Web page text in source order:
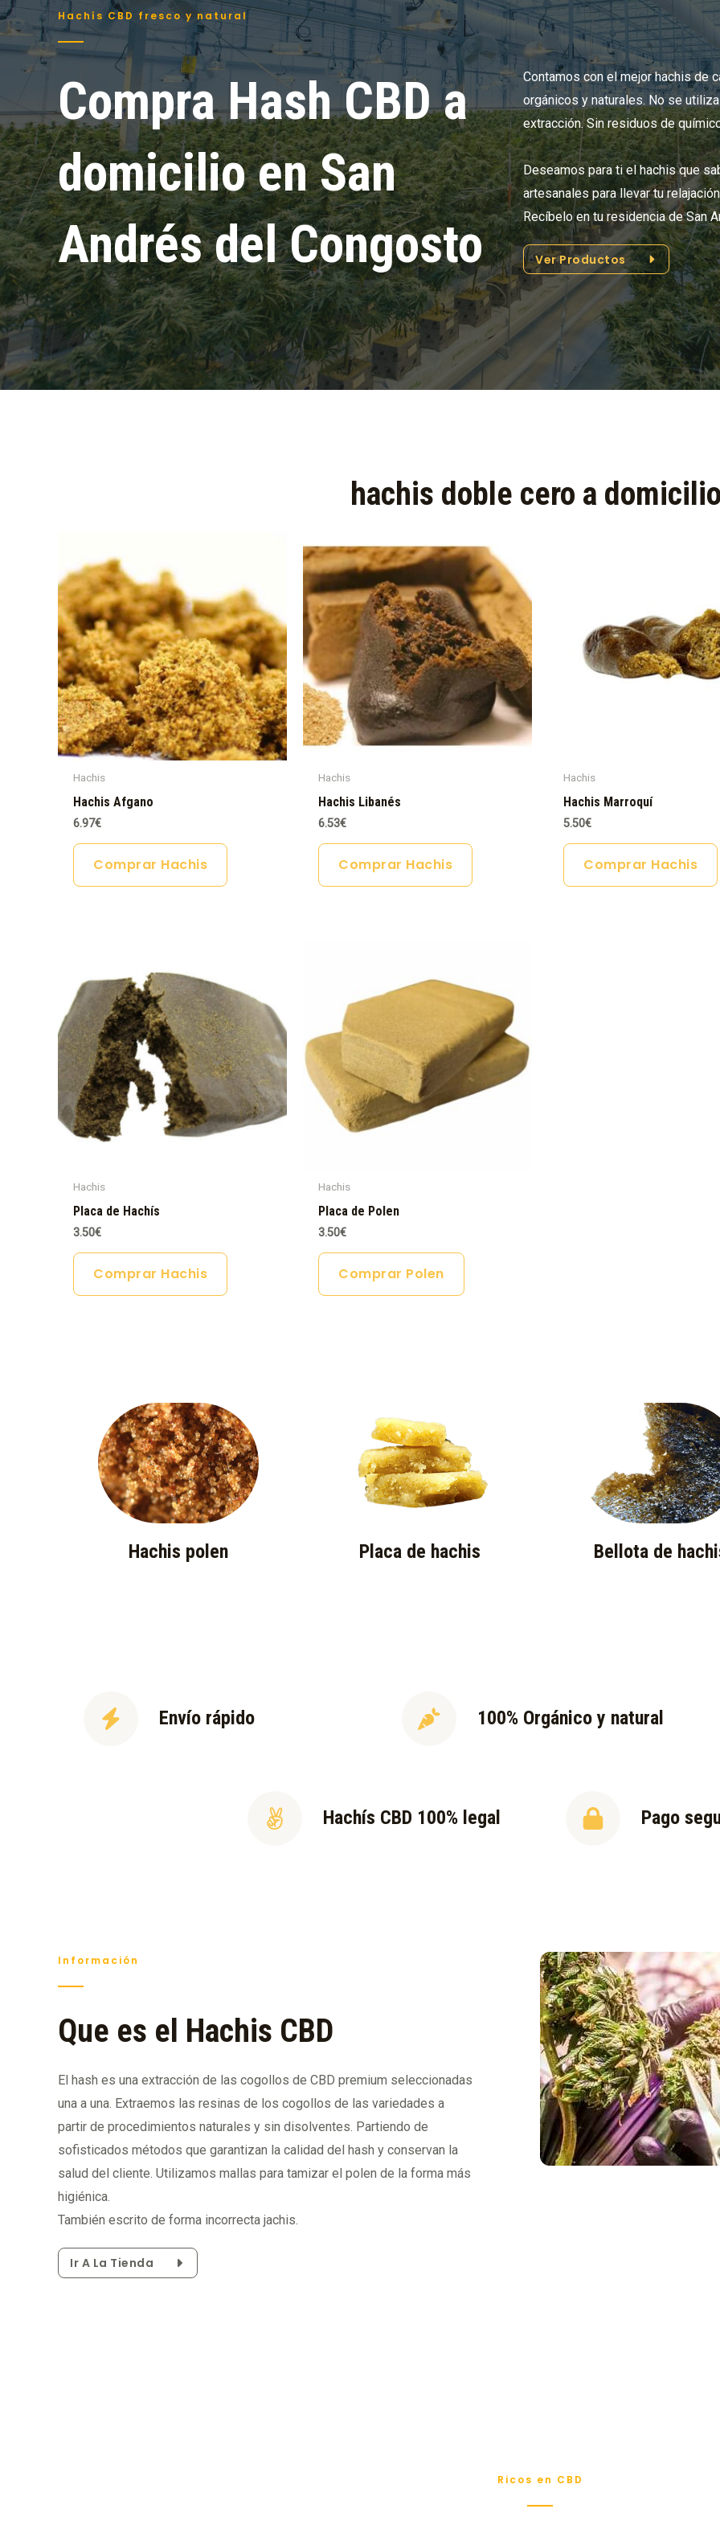
Hachís CBD fresco y natural
Compra Hash CBD a
domicilio en San
Andrés del Congosto
Contamos con el mejor hachis de
orgánicos y naturales. No se
extracción. Sin residuos de
Deseamos para ti el hachis que
artesanales para llevar tu
Recíbelo en tu residencia de San
Ver Productos
hachis doble cero a
Hachis
Hachis Afgano
6.97€
Comprar Hachis
Hachis
Hachis Libanés
6.53€
Comprar Hachis
Hachis
Hachis Marroquí
5.50€
Comprar Hachis
Hachis
Placa de Hachís
3.50€
Comprar Hachis
Hachis
Placa de Polen
3.50€
Comprar Polen
Hachis polen Placa de hachis Bellota de
Envío rápido 100% Orgánico y natural
Hachís CBD 100% legal Pago
Información
Que es el Hachis CBD
El hash es una extracción de las cogollos de CBD premium seleccionadas
una a una. Extraemos las resinas de los cogollos de las variedades a
partir de procedimientos naturales y sin disolventes. Partiendo de
sofisticados métodos que garantizan la calidad del hash y conservan la
salud del cliente. Utilizamos mallas para tamizar el polen de la forma más
higiénica.
También escrito de forma incorrecta jachis.
Ir A La Tienda
Ricos en CBD